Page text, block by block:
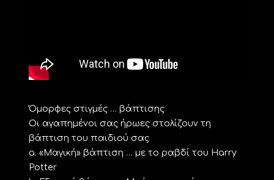
Όμορφες στιγμές … βάπτισης
Οι αγαπημένοι σας ήρωες στολίζουν τη
βάπτιση του παιδιού σας
a. «Μαγική» βάπτιση … με το ραβδί του Harry
Potter